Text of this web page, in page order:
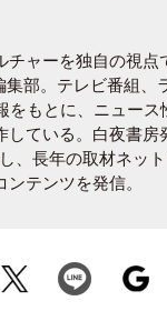
チャーを独自の視点
集部。テレビ番組、
をもとに、ニュース
している。白夜書房
、長年の取材ネッ
テンツを発信。